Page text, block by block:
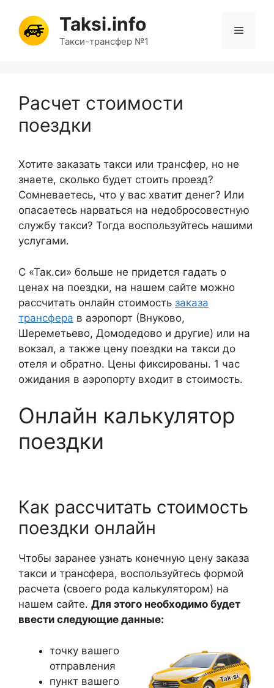
содержимому
Taksi.info
Такси-трансфер №1
Меню
Расчет стоимости
поездки
Хотите заказать такси или трансфер, но не
знаете, сколько будет стоить проезд?
Сомневаетесь, что у вас хватит денег? Или
опасаетесь нарваться на недобросовестную
службу такси? Тогда воспользуйтесь нашими
услугами.
С «Так.си» больше не придется гадать о
ценах на поездки, на нашем сайте можно
рассчитать онлайн стоимость заказа
трансфера в аэропорт (Внуково,
Шереметьево, Домодедово и другие) или на
вокзал, а также цену поездки на такси до
отеля и обратно. Цены фиксированы. 1 час
ожидания в аэропорту входит в стоимость.
Онлайн калькулятор
поездки
Как рассчитать стоимость
поездки онлайн
Чтобы заранее узнать конечную цену заказа
такси и трансфера, воспользуйтесь формой
расчета (своего рода калькулятором) на
нашем сайте. Для этого необходимо будет
ввести следующие данные:
точку вашего
отправления
пункт вашего